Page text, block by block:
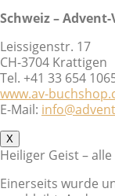
Schweiz –
Leissigenstr. 17
CH-3704 Krattigen
Tel. +41 33 654
www.av-
E-Mail:
X
Heiliger Geist –
Einerseits wurde